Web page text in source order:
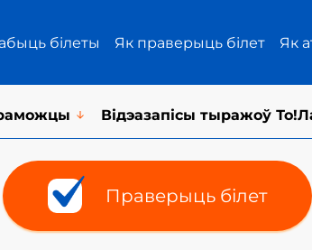
білеты Як праверыць білет Як
Відэазапісы тыражоў
Праверыць білет